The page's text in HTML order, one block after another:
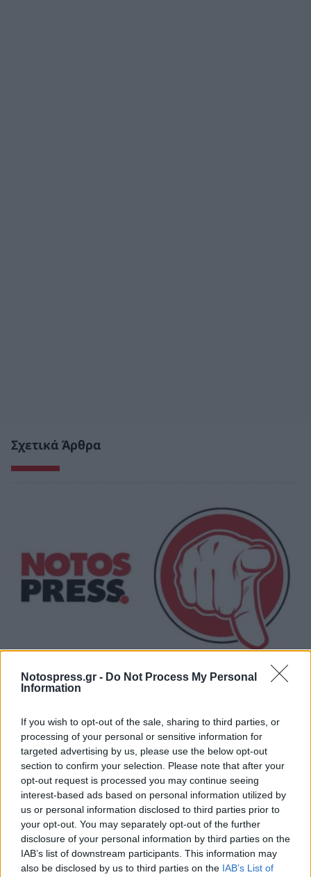
Notospress.gr - Do Not Process My Personal
Information
If you wish to opt-out of the sale, sharing to third parties, or
processing of your personal or sensitive information for
targeted advertising by us, please use the below opt-out
section to confirm your selection. Please note that after your
opt-out request is processed you may continue seeing
interest-based ads based on personal information utilized by
us or personal information disclosed to third parties prior to
your opt-out. You may separately opt-out of the further
disclosure of your personal information by third parties on the
IAB’s list of downstream participants. This information may
also be disclosed by us to third parties on the IAB’s List of
Σχετικά Άρθρα
Κοντά στα ξερά καίγονται και τα χλωρά!